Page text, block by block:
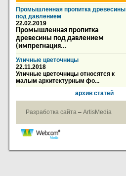
Промышленная пропитка древесины
под давлением
22.02.2019
Промышленная пропитка
древесины под давлением
(импрегнация...
Уличные цветочницы
22.11.2018
Уличные цветочницы относятся к
малым архитектурным фо...
архив статей
Разработка сайта – ArtisMedia